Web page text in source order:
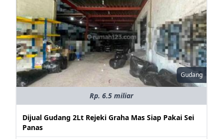
Gudang
Rp. 6.5 miliar
Dijual Gudang 2Lt Rejeki Graha Mas Siap Pakai Sei
Panas